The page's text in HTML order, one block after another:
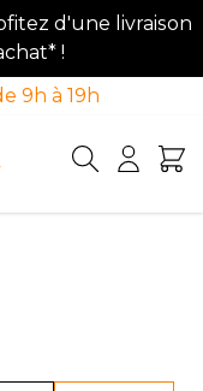
d'une livraison
!
9h à 19h